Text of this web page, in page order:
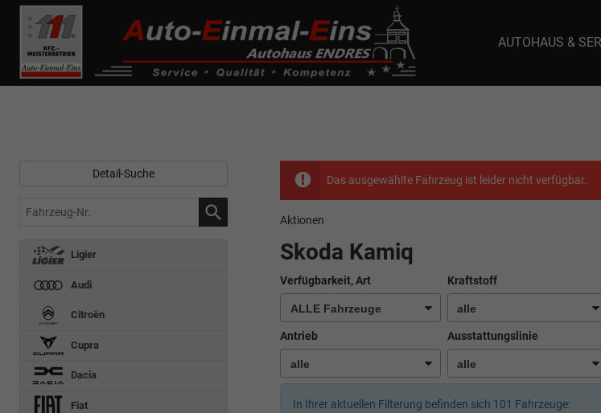
------------ Host Name : selector1._domainkey Points to address or value: selector1-aee-
de0k._domainkey.autoeinmaleins.onmicrosoft.com
AUTOHAUS &
Das ausgewählte Fahrzeug ist leider nicht verfügbar.
Aktionen
Skoda Kamiq
Verfügbarkeit, Art Kraftstoff
Antrieb Ausstattungslinie
In Ihrer aktuellen Filterung befinden sich 101 Fahrzeuge:
Detail-Suche
Fahrzeug-
Ligier
Audi
Citroën
Cupra
Dacia
Fiat